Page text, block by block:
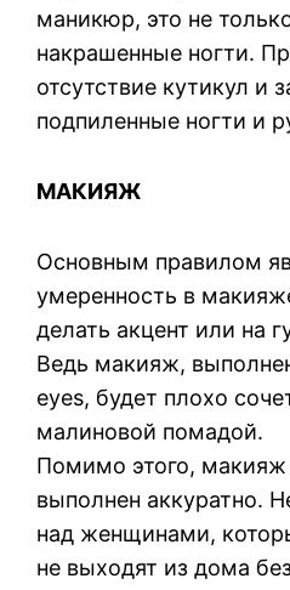
маникюр, это не
накрашенные ногти.
отсутствие кутикул и
подпиленные ногти и
МАКИЯЖ
Основным правилом
умеренность в
делать акцент или на
Ведь макияж,
eyes, будет плохо
малиновой помадой.
Помимо этого,
выполнен аккуратно.
над женщинами,
не выходят из дома